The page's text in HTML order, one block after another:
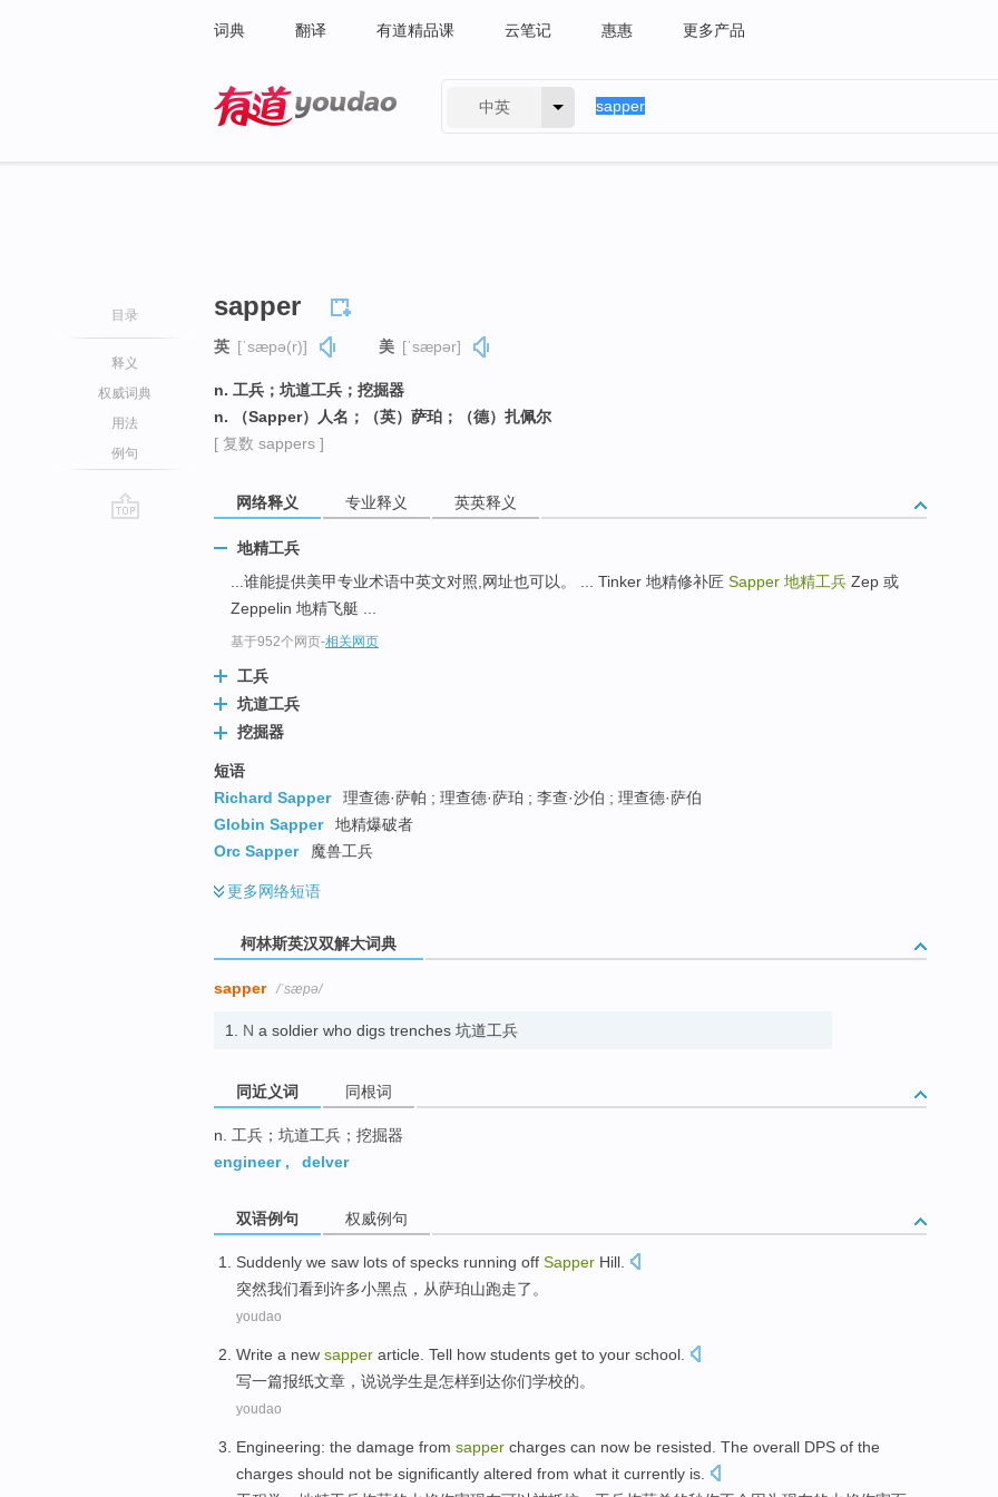
词典 翻译 有道精品课 云笔记 惠惠 更多产品
中英
目录
释义
权威词典
用法
例句
sapper
英 [ˈsæpə(r)] 美 [ˈsæpər]
n. 工兵；坑道工兵；挖掘器
n. （Sapper）人名；（英）萨珀；（德）扎佩尔
[ 复数 sappers ]
网络释义 专业释义 英英释义
地精工兵
...谁能提供美甲专业术语中英文对照,网址也可以。 ... Tinker 地精修补匠 Sapper 地精工兵 Zep 或
Zeppelin 地精飞艇 ...
基于952个网页-相关网页
工兵
坑道工兵
挖掘器
短语
Richard Sapper
理查德·萨帕 ; 理查德·萨珀 ; 李查·沙伯 ; 理查德·萨伯
Globin Sapper
地精爆破者
Orc Sapper
魔兽工兵
更多网络短语
柯林斯英汉双解大词典
sapper /ˈsæpə/
1. N a soldier who digs trenches 坑道工兵
同近义词 同根词
n. 工兵；坑道工兵；挖掘器
engineer, delver
双语例句 权威例句
Suddenly we saw lots of specks running off Sapper Hill
突然我们看到许多小黑点，从萨珀山跑走了。
youdao
Write a new sapper article Tell how students get to your school
写一篇报纸文章 ， 说说学生是怎样到达你们学校的。
youdao
Engineering: the damage from sapper charges can now be resisted The overall DPS of the
charges should not be significantly altered from what it currently is.